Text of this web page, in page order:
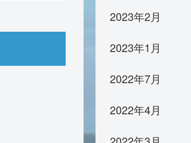
2023年2月
2023年1月
2022年7月
2022年4月